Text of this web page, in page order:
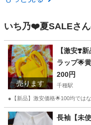
いち乃❤️夏SALEさ
売ります
【激安❣️
ラップ🌟
すすめで
200円
千種駅
●【新品】激安価格🌟100均では
愛知 名古屋市 千種駅
長袖【未